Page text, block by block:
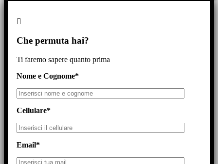
Che permuta hai?
Ti faremo sapere quanto prima
Nome e Cognome*
Cellulare*
Email*